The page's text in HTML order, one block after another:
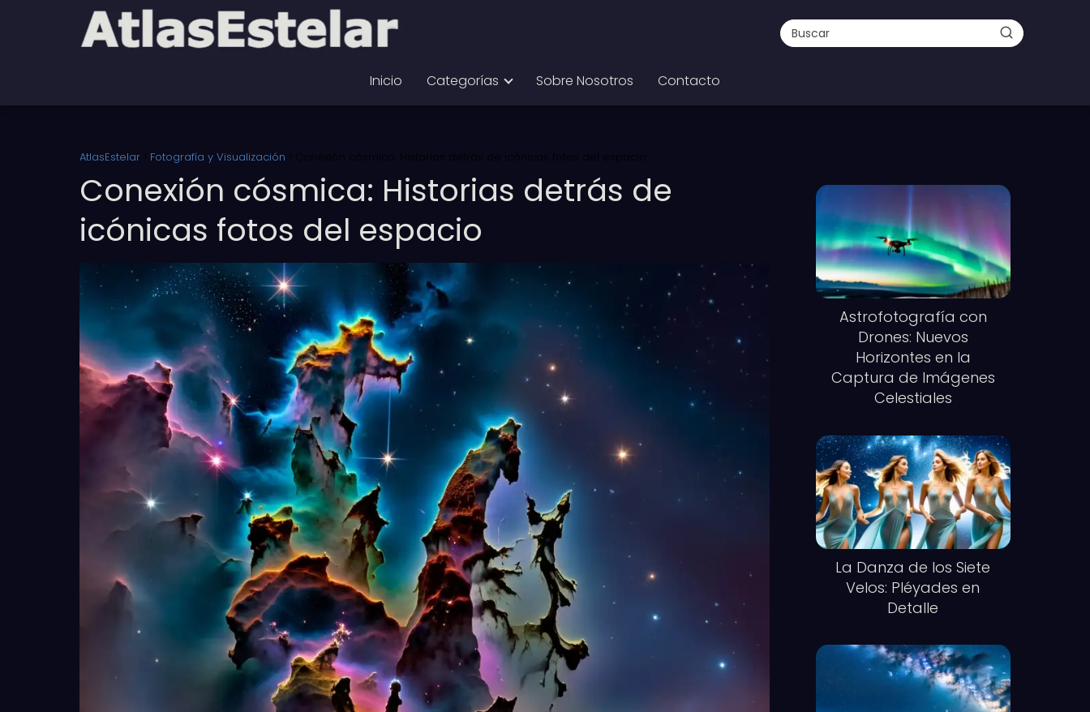
Inicio Categorías Sobre Nosotros Contacto
AtlasEstelar Fotografía y Visualización Conexión cósmica: Historias detrás de icónicas fotos del espacio
Conexión cósmica: Historias detrás de
icónicas fotos del espacio
Astrofotografía con
Drones: Nuevos
Horizontes en la
Captura de Imágenes
Celestiales
La Danza de los Siete
Velos: Pléyades en
Detalle